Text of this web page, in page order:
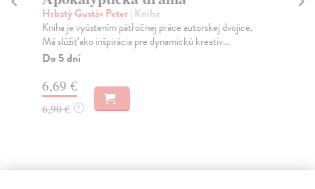
Hrbatý Gustáv Peter| Kniha
Kniha je vyústením päťročnej práce autorskej dvojice.
Má slúžiť ako inšpirácia pre dynamickú kreativ...
Do 5 dní
6,69 €
6,90 € ?